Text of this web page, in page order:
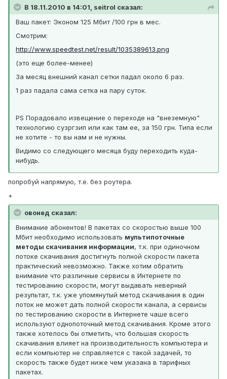
В 18.11.2010 в 14:01, seitrol сказал:
Ваш пакет: Эконом 125 Мбит /100 грн в мес.
Смотрим:
http://www.speedtest.net/result/1035389613.png
(это еще более-менее)
За месяц внешний канал сетки падал около 6 раз.
1 раз падала сама сетка на пару суток.
PS Порадовало извещение о переходе на "внеземную"
технологию сузргзип или как там ее, за 150 грн. Типа если
не хотите - то вы нам и не нужны.
Видимо со следующего месяца буду переходить куда-
нибудь.
попробуй напрямую, т.е. без роутера.
+
овонед сказал:
Внимание абонентов! В пакетах со скоростью выше 100
Мбит необходимо использовать мультипоточные
методы скачивания информации, т.к. при одиночном
потоке скачивания достигнуть полной скорости пакета
практический невозможно. Также хотим обратить
внимание что различные сервисы в Интернете по
тестированию скорости, могут выдавать неверный
результат, т.к. уже упомянутый метод скачивания в один
поток не может дать полной скорости канала, а сервисы
по тестированию скорости в Интернете чаше всего
используют однопоточный метод скачивания. Кроме этого
также хотелось бы отметить, что большая скорость
скачивания влияет на производительность компьютера и
если компьютер не справляется с такой задачей, то
скорость также будет ниже чем указана в тарифных
пакетах.